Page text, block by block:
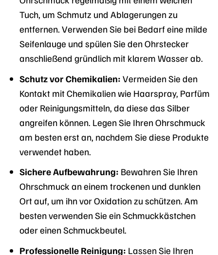
Tuch, um Schmutz und Ablagerungen zu
entfernen. Verwenden Sie bei Bedarf eine milde
Seifenlauge und spülen Sie den Ohrstecker
anschließend gründlich mit klarem Wasser ab.
Schutz vor Chemikalien: Vermeiden Sie den
Kontakt mit Chemikalien wie Haarspray, Parfüm
oder Reinigungsmitteln, da diese das Silber
angreifen können. Legen Sie Ihren Ohrschmuck
am besten erst an, nachdem Sie diese Produkte
verwendet haben.
Sichere Aufbewahrung: Bewahren Sie Ihren
Ohrschmuck an einem trockenen und dunklen
Ort auf, um ihn vor Oxidation zu schützen. Am
besten verwenden Sie ein Schmuckkästchen
oder einen Schmuckbeutel.
Professionelle Reinigung: Lassen Sie Ihren